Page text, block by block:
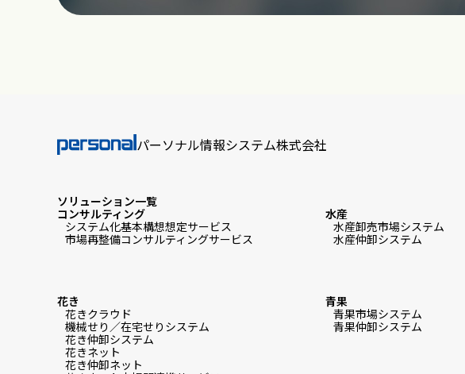
パーソナル情報システム株式会社
ソリューション一覧
コンサルティング
システム化基本構想想定サービス
市場再整備コンサルティングサービス
水産
水産卸売市場システム
水産仲卸システム
花き
花きクラウド
機械せり／在宅せりシステム
花き仲卸システム
花きネット
花き仲卸ネット
青果
青果市場システム
青果仲卸システム